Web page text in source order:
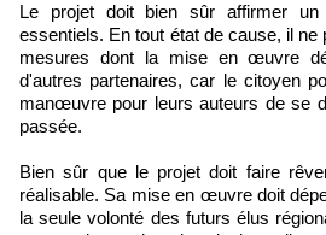
Le projet doit bien sûr affirmer
essentiels. En tout état de cause, il ne
mesures dont la mise en œuvre
d'autres partenaires, car le citoyen
manœuvre pour leurs auteurs de se
passée.
Bien sûr que le projet doit faire
réalisable. Sa mise en œuvre doit
la seule volonté des futurs élus